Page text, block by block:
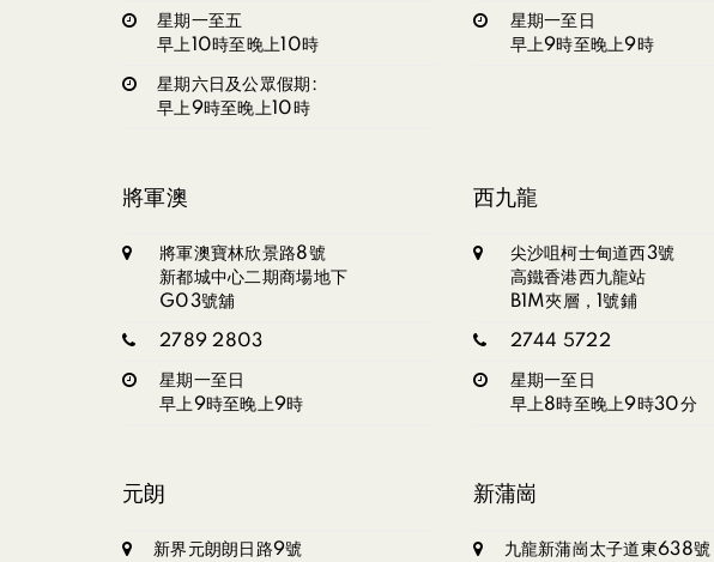
星期一至五
早上10時至晚上10時
星期六日及公眾假期:
早上9時至晚上10時
星期一至日
早上9時至晚上9時
將軍澳
將軍澳寶林欣景路8號
新都城中心二期商場地下
G03號舖
2789 2803
星期一至日
早上9時至晚上9時
西九龍
尖沙咀柯士甸道西3號
高鐵香港西九龍站
B1M夾層，1號鋪
2744 5722
星期一至日
早上8時至晚上9時30分
元朗
新界元朗朗日路9號
新蒲崗
九龍新蒲崗太子道東638號